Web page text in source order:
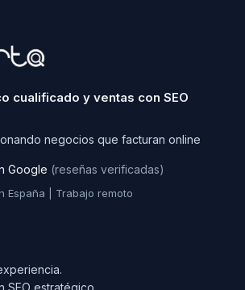
cualificado y ventas con SEO
negocios que facturan online
Google (reseñas verificadas)
España | Trabajo remoto